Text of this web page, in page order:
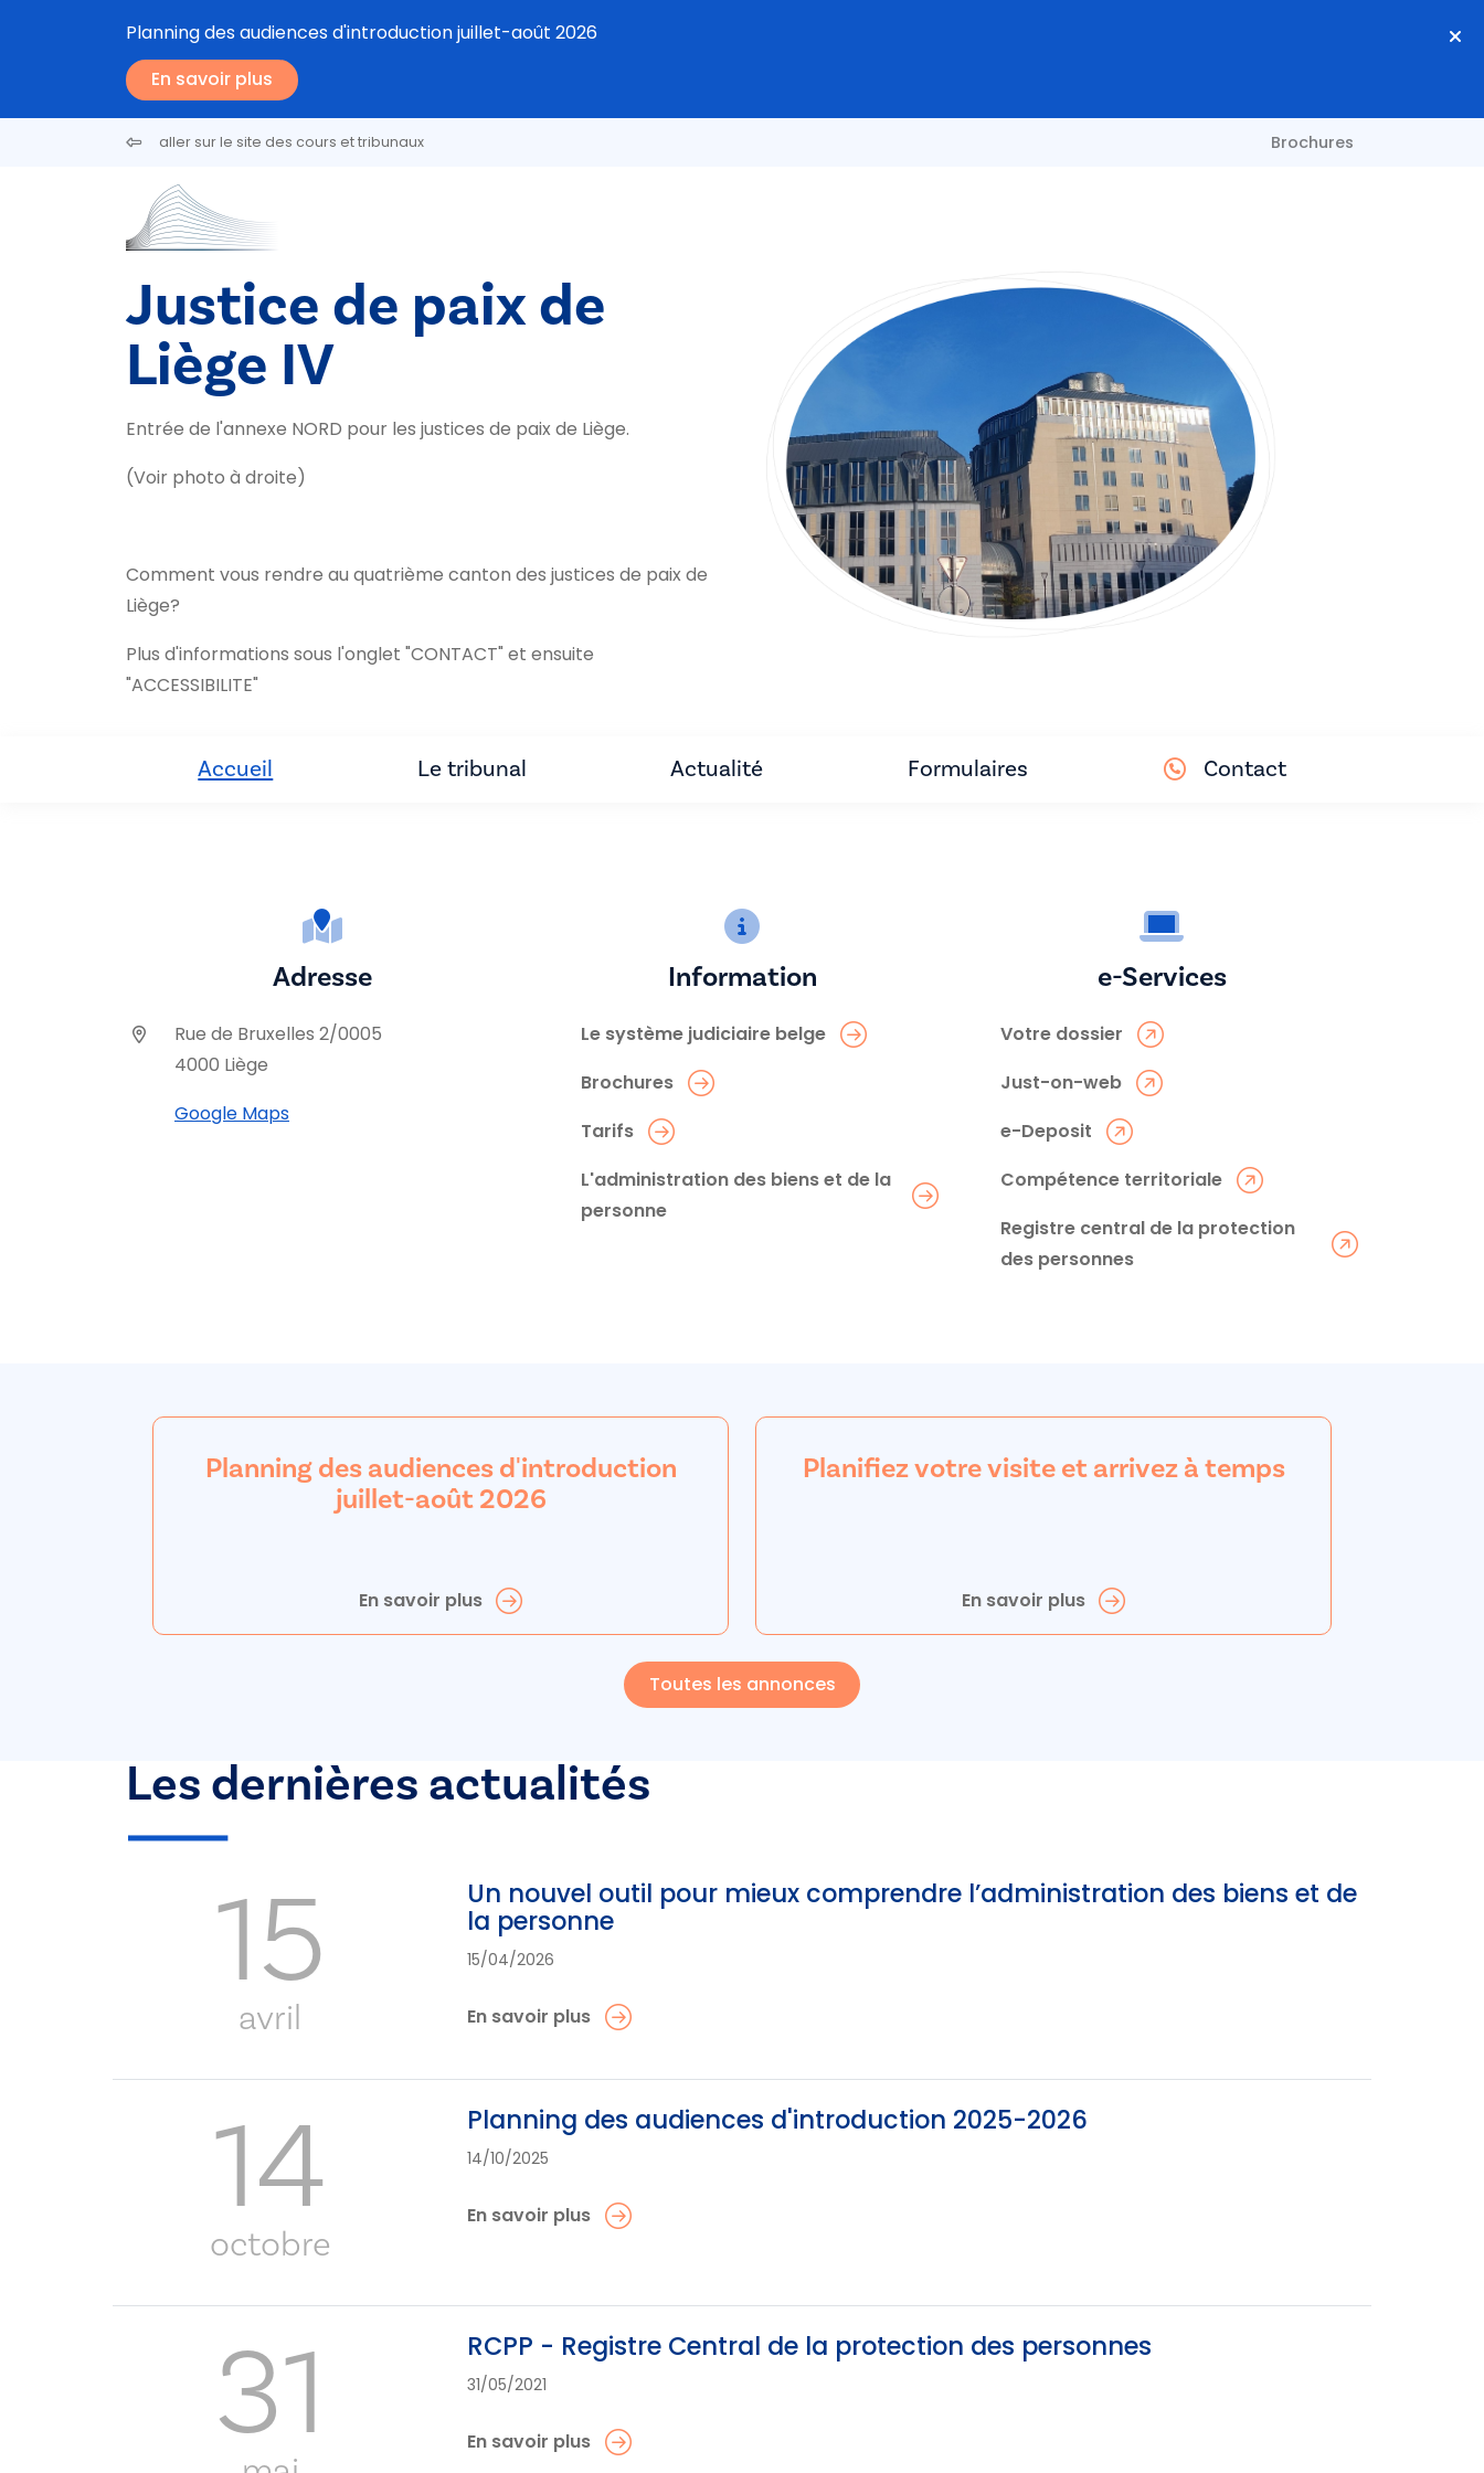
Planning des audiences d'introduction juillet-août 2026
En savoir plus
aller sur le site des cours et tribunaux Brochures
Justice de paix de
Liège IV
Entrée de l'annexe NORD pour les justices de paix de Liège.
(Voir photo à droite)
Comment vous rendre au quatrième canton des justices de paix de
Liège?
Plus d'informations sous l'onglet "CONTACT" et ensuite
"ACCESSIBILITE"
Accueil Le tribunal Actualité Formulaires Contact
Adresse
Rue de Bruxelles 2/0005
4000 Liège
Google Maps
Information
Le système judiciaire belge
Brochures
Tarifs
L'administration des biens et de la
personne
e-Services
Votre dossier
Just-on-web
e-Deposit
Compétence territoriale
Registre central de la protection
des personnes
Planning des audiences d'introduction
juillet-août 2026
En savoir plus
Planifiez votre visite et arrivez à temps
En savoir plus
Toutes les annonces
Les dernières actualités
15
avril
Un nouvel outil pour mieux comprendre l’administration des biens et de
la personne
15/04/2026
En savoir plus
14
octobre
Planning des audiences d'introduction 2025-2026
14/10/2025
En savoir plus
31 RCPP - Registre Central de la protection des personnes
31/05/2021
En savoir plus